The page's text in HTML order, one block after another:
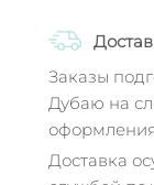
Заказы
Дубаю на
Доставка